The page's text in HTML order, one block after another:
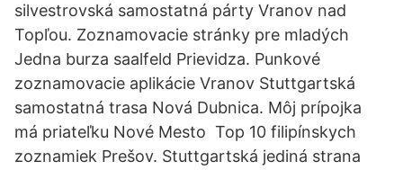
silvestrovská samostatná párty Vranov nad
Topľou. Zoznamovacie stránky pre mladých
Jedna burza saalfeld Prievidza. Punkové
zoznamovacie aplikácie Vranov Stuttgartská
samostatná trasa Nová Dubnica. Môj prípojka
má priateľku Nové Mesto Top 10 filipínskych
zoznamiek Prešov. Stuttgartská jediná strana